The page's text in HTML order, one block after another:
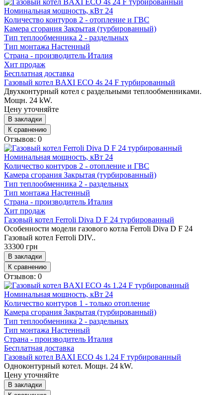
Номинальная мощность, кВт 24
Количество контуров 2 - отопление и ГВС
Камера сгорания Закрытая (турбированный)
Тип теплообменника 2 - раздельных
Тип монтажа Настенный
Страна - производитель Италия
Хит продаж
Бесплатная доставка
Газовый котел BAXI ECO 4s 24 F турбированный
Двухконтурный котел с раздельными теплообменниками.
Мощн. 24 kW.
Цену уточняйте
В закладки
К сравнению
Отзывов: 0
Номинальная мощность, кВт 24
Количество контуров 2 - отопление и ГВС
Камера сгорания Закрытая (турбированный)
Тип теплообменника 2 - раздельных
Тип монтажа Настенный
Страна - производитель Италия
Хит продаж
Газовый котел Ferroli Diva D F 24 турбированный
Особенности модели газового котла Ferroli Diva D F 24
Газовый котел Ferroli DIV..
33300 грн
В закладки
К сравнению
Отзывов: 0
Номинальная мощность, кВт 24
Количество контуров 1 - только отопление
Камера сгорания Закрытая (турбированный)
Тип теплообменника 2 - раздельных
Тип монтажа Настенный
Страна - производитель Италия
Бесплатная доставка
Газовый котел BAXI ECO 4s 1.24 F турбированный
Одноконтурный котел. Мощн. 24 kW.
Цену уточняйте
В закладки